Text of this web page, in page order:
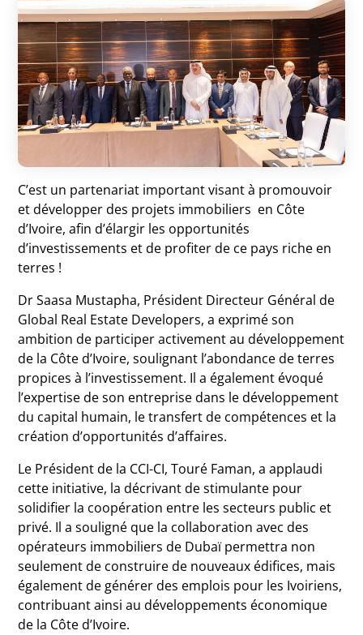
C’est un partenariat important visant à promouvoir
et développer des projets immobiliers en Côte
d’Ivoire, afin d’élargir les opportunités
d’investissements et de profiter de ce pays riche en
terres !
Dr Saasa Mustapha, Président Directeur Général de
Global Real Estate Developers, a exprimé son
ambition de participer activement au développement
de la Côte d’Ivoire, soulignant l’abondance de terres
propices à l’investissement. Il a également évoqué
l’expertise de son entreprise dans le développement
du capital humain, le transfert de compétences et la
création d’opportunités d’affaires.
Le Président de la CCI-CI, Touré Faman, a applaudi
cette initiative, la décrivant de stimulante pour
solidifier la coopération entre les secteurs public et
privé. Il a souligné que la collaboration avec des
opérateurs immobiliers de Dubaï permettra non
seulement de construire de nouveaux édifices, mais
également de générer des emplois pour les Ivoiriens,
contribuant ainsi au développements économique
de la Côte d’Ivoire.